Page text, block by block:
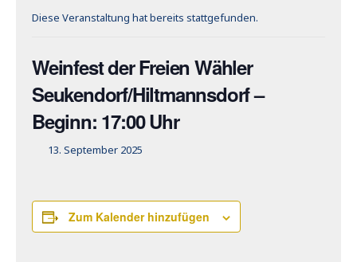
Diese Veranstaltung hat bereits stattgefunden.
Weinfest der Freien Wähler
Seukendorf/Hiltmannsdorf –
Beginn: 17:00 Uhr
13. September 2025
Zum Kalender hinzufügen